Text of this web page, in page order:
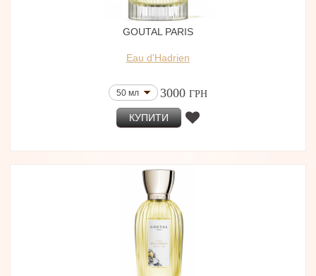
GOUTAL PARIS
Eau d'Hadrien
50 мл 3000 ГРН
КУПИТИ